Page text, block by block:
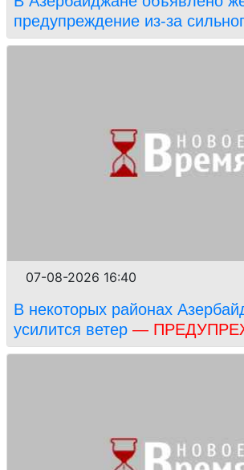
предупреждение из-за
07-08-2026 16:40
В некоторых районах
усилится ветер —